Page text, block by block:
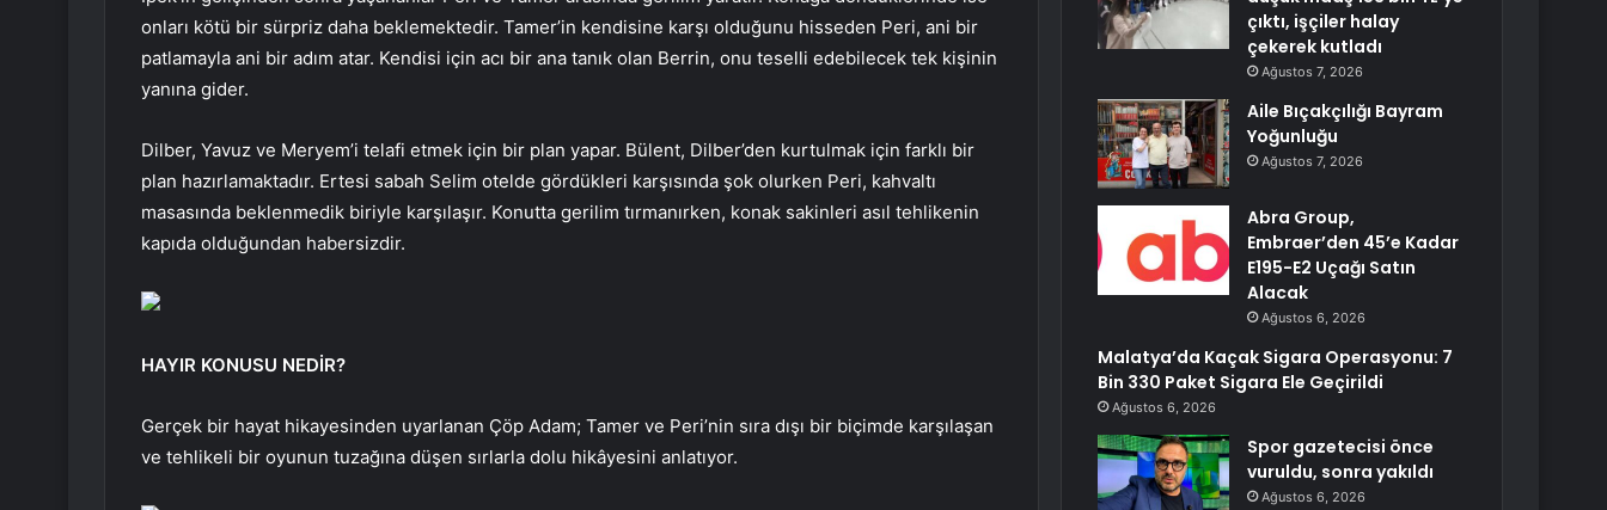
onları kötü bir sürpriz daha beklemektedir. Tamer’in kendisine karşı olduğunu hisseden Peri, ani bir
patlamayla ani bir adım atar. Kendisi için acı bir ana tanık olan Berrin, onu teselli edebilecek tek kişinin
yanına gider.
Dilber, Yavuz ve Meryem’i telafi etmek için bir plan yapar. Bülent, Dilber’den kurtulmak için farklı bir
plan hazırlamaktadır. Ertesi sabah Selim otelde gördükleri karşısında şok olurken Peri, kahvaltı
masasında beklenmedik biriyle karşılaşır. Konutta gerilim tırmanırken, konak sakinleri asıl tehlikenin
kapıda olduğundan habersizdir.
HAYIR KONUSU NEDİR?
Gerçek bir hayat hikayesinden uyarlanan Çöp Adam; Tamer ve Peri’nin sıra dışı bir biçimde karşılaşan
ve tehlikeli bir oyunun tuzağına düşen sırlarla dolu hikâyesini anlatıyor.
çıktı, işçiler halay
çekerek kutladı
Ağustos 7, 2026
Aile Bıçakçılığı Bayram
Yoğunluğu
Ağustos 7, 2026
Abra Group,
Embraer’den 45’e Kadar
E195-E2 Uçağı Satın
Alacak
Ağustos 6, 2026
Malatya’da Kaçak Sigara Operasyonu: 7
Bin 330 Paket Sigara Ele Geçirildi
Ağustos 6, 2026
Spor gazetecisi önce
vuruldu, sonra yakıldı
Ağustos 6, 2026